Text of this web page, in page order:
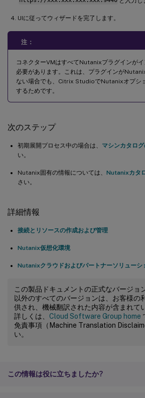
UIに従ってウィザードを完了します。
注：
コネクターVMはすべてNutanixプラグインが
必要があります。これは、プラグインが
ない場合でも、Citrix StudioでNutanixオプシ
するためです。
次のステップ
初期展開プロセス中の場合は、 マシンカタロ
い。
Nutanix固有の情報については、 Nutanixカタ
さい。
詳細情報
接続とリソースの作成および管理
Nutanix仮想化環境
Nutanixクラウドおよびパートナーソリューシ
この製品ドキュメントの正式なバージョ
以外のすべてのバージョンは、お客様の
供され、機械翻訳された内容が含まれて
詳しくは、 Cloud Software Group home
免責事項（Machine Translation
い。
この情報は役に立ちましたか?